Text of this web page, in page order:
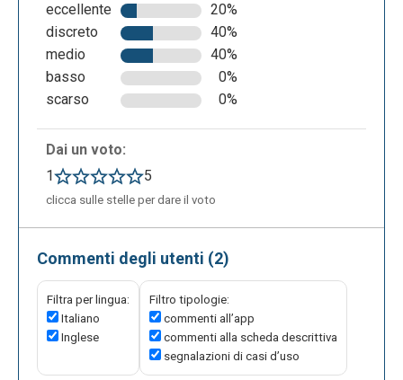
Sul foglio elettronico vengono riversati tutti i dati
ottenuti in ordine cronologico, completi di data e ora
di ricezione. Google Moduli inoltre offre all’utente la
possibilità di creare dei veri e propri quiz,
assegnando a ciascuna domanda dei valori in punti e
eccellente
20%
discreto
40%
medio
40%
basso
0%
scarso
0%
Dai un voto:
1
5
clicca sulle stelle per dare il voto
Commenti degli utenti (2)
Filtra per lingua:
Italiano
Inglese
Filtro tipologie:
commenti all’app
commenti alla scheda descrittiva
segnalazioni di casi d’uso